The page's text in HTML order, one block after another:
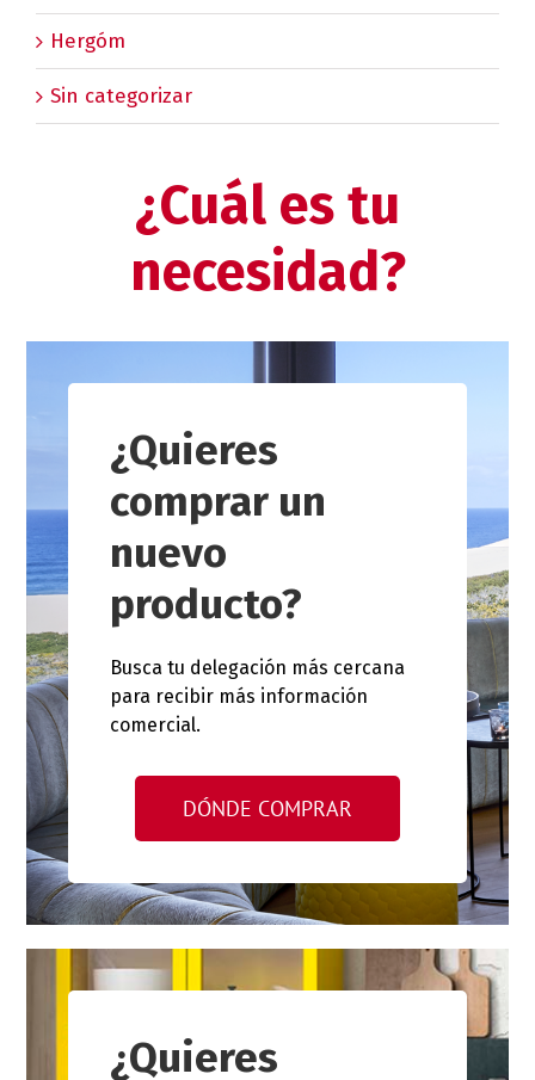
Hergóm
Sin categorizar
¿Cuál es tu
necesidad?
¿Quieres
comprar un
nuevo
producto?
Busca tu delegación más cercana
para recibir más información
comercial.
DÓNDE COMPRAR
¿Quieres